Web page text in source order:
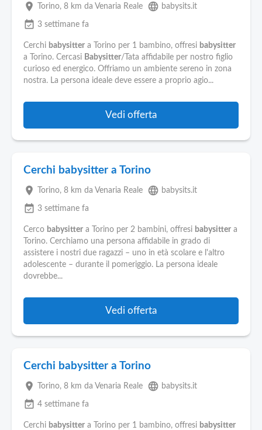
place Torino, 8 km da Venaria Reale language babysits.it
event_available 3 settimane fa
Cerchi babysitter a Torino per 1 bambino, offresi babysitter
a Torino. Cercasi Babysitter/Tata affidabile per nostro figlio
curioso ed energico. Offriamo un ambiente sereno in zona
nostra. La persona ideale deve essere a proprio agio...
Vedi offerta
Cerchi babysitter a Torino
place Torino, 8 km da Venaria Reale language babysits.it
event_available 3 settimane fa
Cerco babysitter a Torino per 2 bambini, offresi babysitter a
Torino. Cerchiamo una persona affidabile in grado di
assistere i nostri due ragazzi – uno in età scolare e l'altro
adolescente – durante il pomeriggio. La persona ideale
dovrebbe...
Vedi offerta
Cerchi babysitter a Torino
place Torino, 8 km da Venaria Reale language babysits.it
event_available 4 settimane fa
Cerchi babysitter a Torino per 1 bambino, offresi babysitter